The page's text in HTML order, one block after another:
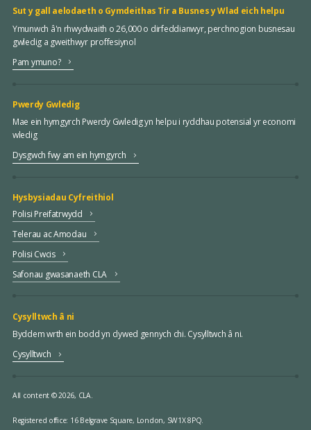
Sut y gall aelodaeth o Gymdeithas Tir a Busnes y Wlad eich helpu
Ymunwch â'n rhwydwaith o 26,000 o dirfeddianwyr, perchnogion busnesau
gwledig a gweithwyr proffesiynol
Pam ymuno?
Pwerdy Gwledig
Mae ein hymgyrch Pwerdy Gwledig yn helpu i ryddhau potensial yr economi
wledig
Dysgwch fwy am ein hymgyrch
Hysbysiadau Cyfreithiol
Polisi Preifatrwydd
Telerau ac Amodau
Polisi Cwcis
Safonau gwasanaeth CLA
Cysylltwch â ni
Byddem wrth ein bodd yn clywed gennych chi. Cysylltwch â ni.
Cysylltwch
All content © 2026, CLA.
Registered office: 16 Belgrave Square, London, SW1X 8PQ.